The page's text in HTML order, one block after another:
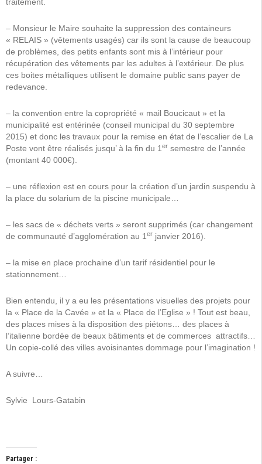
– Monsieur le Maire souhaite la suppression des containeurs
« RELAIS » (vêtements usagés) car ils sont la cause de beaucoup
de problèmes, des petits enfants sont mis à l’intérieur pour
récupération des vêtements par les adultes à l’extérieur. De plus
ces boites métalliques utilisent le domaine public sans payer de
redevance.
– la convention entre la copropriété « mail Boucicaut » et la
municipalité est entérinée (conseil municipal du 30 septembre
2015) et donc les travaux pour la remise en état de l’escalier de La
Poste vont être réalisés jusqu’ à la fin du 1 er semestre de l’année
(montant 40 000€).
– une réflexion est en cours pour la création d’un jardin suspendu à
la place du solarium de la piscine municipale…
– les sacs de « déchets verts » seront supprimés (car changement
de communauté d’agglomération au 1 er janvier 2016).
– la mise en place prochaine d’un tarif résidentiel pour le
stationnement…
Bien entendu, il y a eu les présentations visuelles des projets pour
la « Place de la Cavée » et la « Place de l’Eglise » ! Tout est beau,
des places mises à la disposition des piétons… des places à
l’italienne bordée de beaux bâtiments et de commerces attractifs…
Un copie-collé des villes avoisinantes dommage pour l’imagination !
A suivre…
Sylvie Lours-Gatabin
Partager :